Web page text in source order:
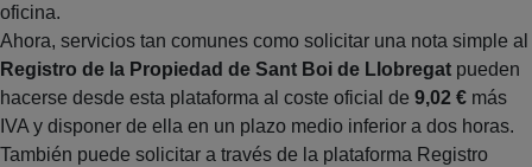
oficina.
Ahora, servicios tan comunes como solicitar una nota simple al
Registro de la Propiedad de Sant Boi de Llobregat pueden
hacerse desde esta plataforma al coste oficial de 9,02 € más
IVA y disponer de ella en un plazo medio inferior a dos horas.
También puede solicitar a través de la plataforma Registro